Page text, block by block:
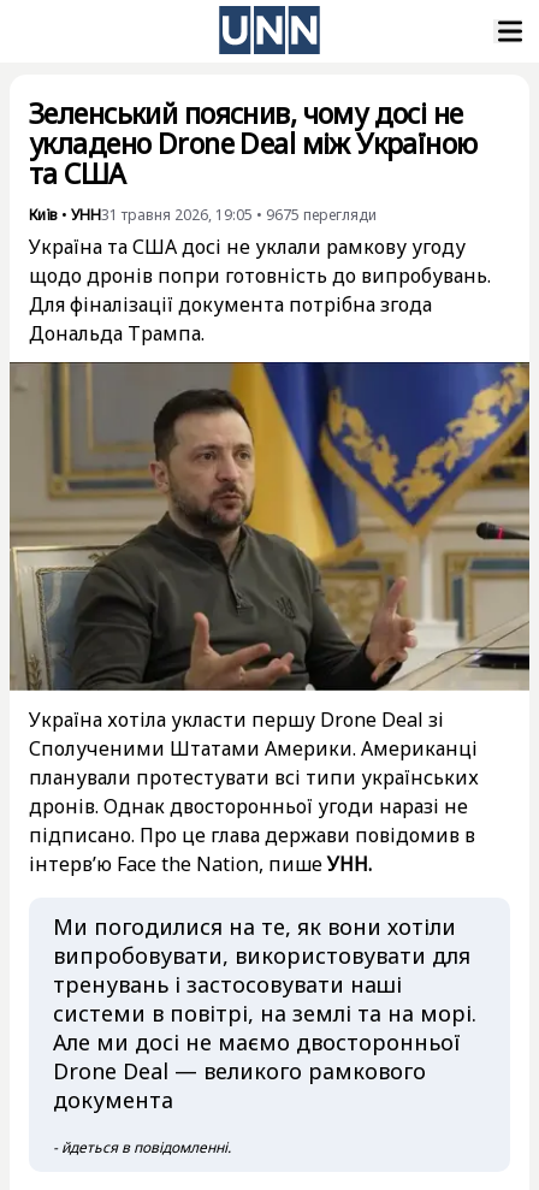
Зеленський пояснив, чому досі не
укладено Drone Deal між Україною
та США
Київ • УНН31 травня 2026, 19:05 • 9675 перегляди
Україна та США досі не уклали рамкову угоду
щодо дронів попри готовність до випробувань.
Для фіналізації документа потрібна згода
Дональда Трампа.
Україна хотіла укласти першу Drone Deal зі
Сполученими Штатами Америки. Американці
планували протестувати всі типи українських
дронів. Однак двосторонньої угоди наразі не
підписано. Про це глава держави повідомив в
інтерв’ю Face the Nation, пишеУНН.
Ми погодилися на те, як вони хотіли
випробовувати, використовувати для
тренувань і застосовувати наші
системи в повітрі, на землі та на морі.
Але ми досі не маємо двосторонньої
Drone Deal — великого рамкового
документа
- йдеться в повідомленні.